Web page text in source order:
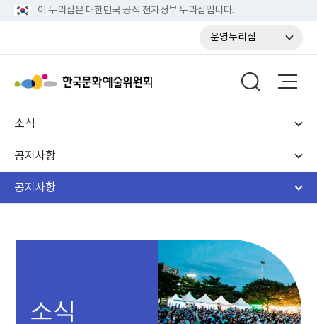
이 누리집은 대한민국 공식 전자정부 누리집입니다.
운영누리집
소식
공지사항
공지사항
소식